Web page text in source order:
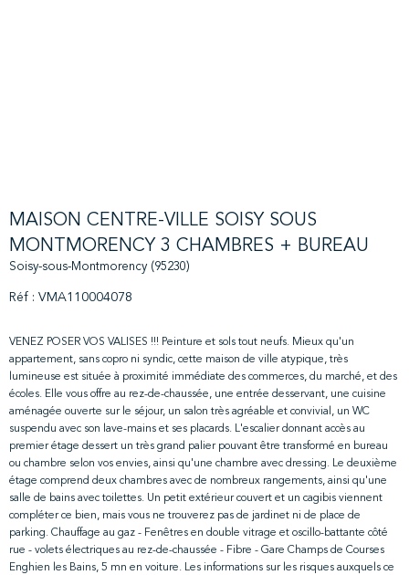
MAISON CENTRE-VILLE SOISY SOUS
MONTMORENCY 3 CHAMBRES + BUREAU
Soisy-sous-Montmorency (95230)
Réf : VMA110004078
VENEZ POSER VOS VALISES !!! Peinture et sols tout neufs. Mieux qu'un
appartement, sans copro ni syndic, cette maison de ville atypique, très
lumineuse est située à proximité immédiate des commerces, du marché, et des
écoles. Elle vous offre au rez-de-chaussée, une entrée desservant, une cuisine
aménagée ouverte sur le séjour, un salon très agréable et convivial, un WC
suspendu avec son lave-mains et ses placards. L'escalier donnant accès au
premier étage dessert un très grand palier pouvant être transformé en bureau
ou chambre selon vos envies, ainsi qu'une chambre avec dressing. Le deuxième
étage comprend deux chambres avec de nombreux rangements, ainsi qu'une
salle de bains avec toilettes. Un petit extérieur couvert et un cagibis viennent
compléter ce bien, mais vous ne trouverez pas de jardinet ni de place de
parking. Chauffage au gaz - Fenêtres en double vitrage et oscillo-battante côté
rue - volets électriques au rez-de-chaussée - Fibre - Gare Champs de Courses
Enghien les Bains, 5 mn en voiture. Les informations sur les risques auxquels ce